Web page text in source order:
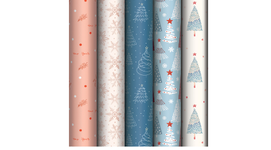
Ватманы, калька, бумага миллиметровая, форматки
Бумага для художественных и дизайнерских работ
Бумага для факса
Грамоты, дипломы, благодарности
Канцелярские книги, книги учета
Бумага писчая, газетная, копирка
Бумага в рулоне и стопе